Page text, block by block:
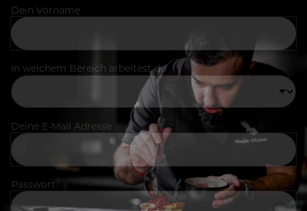
Dein Vorname
In welchem Bereich arbeitest du
Deine E-Mail Adresse
Passwort